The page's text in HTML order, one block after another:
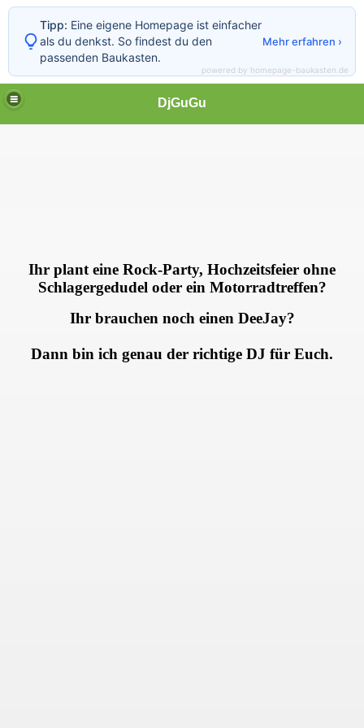
DjGuGu
Ihr plant eine Rock-Party, Hochzeitsfeier ohne
Schlagergedudel oder ein Motorradtreffen?
Ihr brauchen noch einen DeeJay?
Dann bin ich genau der richtige DJ für Euch.
Tipp: Eine eigene Homepage ist einfacher
als du denkst. So findest du den
passenden Baukasten.
Mehr erfahren ›
powered by homepage-baukasten.de